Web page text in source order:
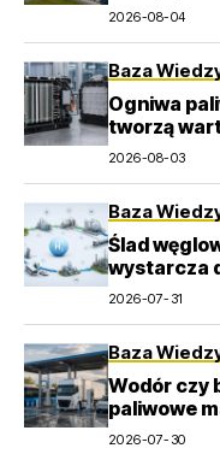
2026-08-04
Baza
Ogniwa
tworzą
2026-08-03
Baza
Ślad
wystarcza
2026-07-31
Baza
Wodór czy
paliwowe
transporcie
2026-07-30